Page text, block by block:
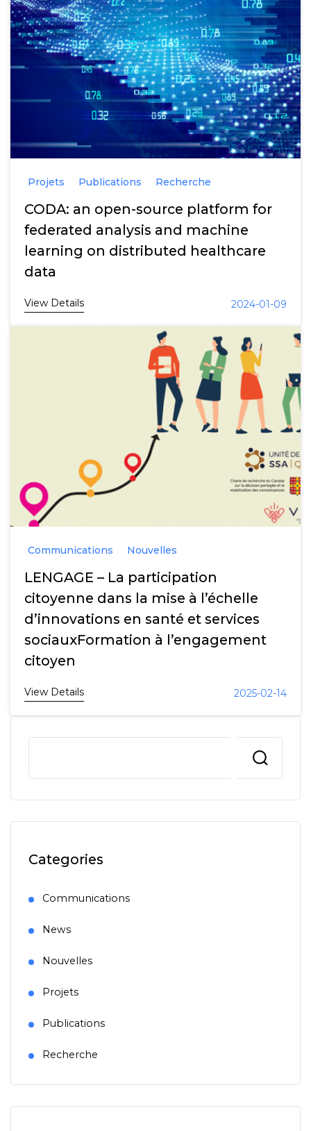
Projets Publications Recherche
CODA: an open-source platform for
federated analysis and machine
learning on distributed healthcare
data
View Details 2024-01-09
Communications Nouvelles
LENGAGE – La participation
citoyenne dans la mise à l’échelle
d’innovations en santé et services
sociauxFormation à l’engagement
citoyen
View Details 2025-02-14
Categories
Communications
News
Nouvelles
Projets
Publications
Recherche